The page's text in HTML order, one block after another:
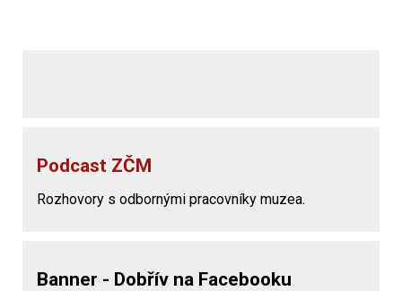
Podcast ZČM
Rozhovory s odbornými pracovníky muzea.
Banner - Dobřív na Facebooku